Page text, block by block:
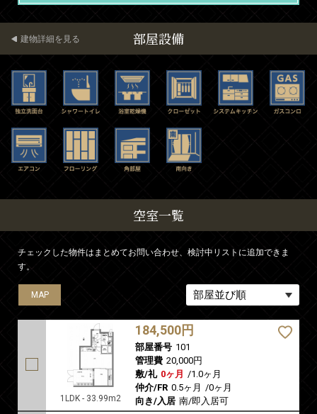
部屋設備
建物詳細を見る
空室一覧
チェックした物件はまとめてお問い合わせ、検討中リストに追加できま
す。
MAP
1LDK - 33.99m2
184,500円
部屋番号 101
管理費 20,000円
敷/礼 0ヶ月 /1.0ヶ月
仲介/FR 0.5ヶ月 /0ヶ月
向き/入居 南/即入居可
MAP
MAP
MAP